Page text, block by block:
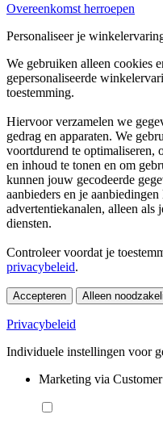
Overeenkomst herroepen
Personaliseer je
We gebruiken alleen cookies
gepersonaliseerde
toestemming.
Hiervoor verzamelen we
gedrag en apparaten. We
voortdurend te optimaliseren,
en inhoud te tonen en om
kunnen jouw gecodeerde
aanbieders en je
advertentiekanalen, alleen als
diensten.
Controleer voordat je
privacybeleid.
Accepteren Alleen
Privacybeleid
Individuele instellingen voor
Marketing via